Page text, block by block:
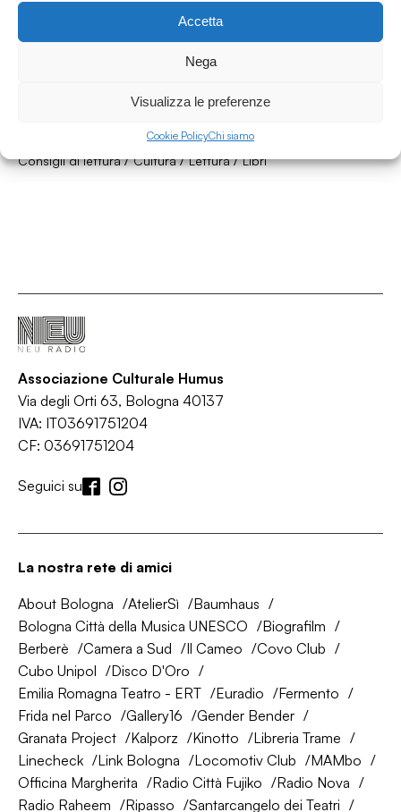
Accetta
Nega
Visualizza le preferenze
Cookie PolicyChi siamo
Maldini - speciale estate
Il Parnaso Ambulante
Consigli di lettura/Cultura/Lettura/Libri
Associazione Culturale Humus
Via degli Orti 63, Bologna 40137
IVA: IT03691751204
CF: 03691751204
Seguici su
La nostra rete di amici
About Bologna AtelierSì
Baumhaus
Bologna Città della Musica UNESCO
Biografilm
Berberè
Camera a Sud Il Cameo
Covo Club
Cubo Unipol
Disco D'Oro
Emilia Romagna Teatro - ERT
Euradio
Fermento
Frida nel Parco
Gallery16
Gender Bender
Granata Project
Kalporz Kinotto
Libreria Trame
Linecheck
Link Bologna Locomotiv Club
MAMbo
Officina Margherita
Radio Città Fujiko
Radio Nova
Radio Raheem
Ripasso Santarcangelo dei Teatri